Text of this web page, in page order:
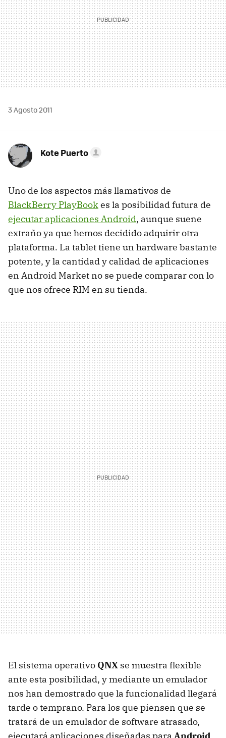
3 Agosto 2011
Kote Puerto
Uno de los aspectos más llamativos de
BlackBerry PlayBookes la posibilidad futura de
ejecutar aplicaciones Android, aunque suene
extraño ya que hemos decidido adquirir otra
plataforma. La tablet tiene un hardware bastante
potente, y la cantidad y calidad de aplicaciones
en Android Market no se puede comparar con lo
que nos ofrece RIM en su tienda.
El sistema operativo QNX se muestra flexible
ante esta posibilidad, y mediante un emulador
nos han demostrado que la funcionalidad llegará
tarde o temprano. Para los que piensen que se
tratará de un emulador de software atrasado,
ejecutará aplicaciones diseñadas para Android